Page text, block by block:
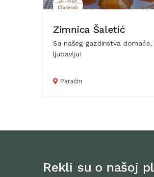
Zimnica Šaletić
Sa našeg gazdinstva domaće,
ljubavlju!
Paraćin
Rekli su o našoj